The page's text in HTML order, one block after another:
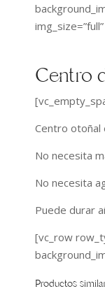
Centro
Centro otoñal
No necesita
No necesita
Puede durar
[vc_row
Productos